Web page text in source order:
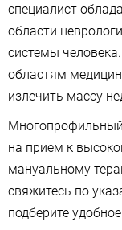
специалист
области
системы
областям
излечить массу
на прием к
мануальному
свяжитесь по
подберите